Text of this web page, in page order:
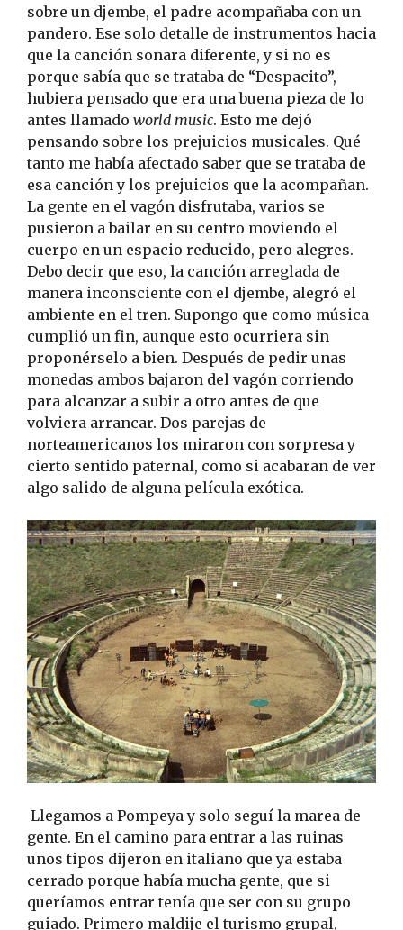
sobre un djembe, el padre acompañaba con un
pandero. Ese solo detalle de instrumentos hacia
que la canción sonara diferente, y si no es
porque sabía que se trataba de “Despacito”,
hubiera pensado que era una buena pieza de lo
antes llamado world music. Esto me dejó
pensando sobre los prejuicios musicales. Qué
tanto me había afectado saber que se trataba de
esa canción y los prejuicios que la acompañan.
La gente en el vagón disfrutaba, varios se
pusieron a bailar en su centro moviendo el
cuerpo en un espacio reducido, pero alegres.
Debo decir que eso, la canción arreglada de
manera inconsciente con el djembe, alegró el
ambiente en el tren. Supongo que como música
cumplió un fin, aunque esto ocurriera sin
proponérselo a bien. Después de pedir unas
monedas ambos bajaron del vagón corriendo
para alcanzar a subir a otro antes de que
volviera arrancar. Dos parejas de
norteamericanos los miraron con sorpresa y
cierto sentido paternal, como si acabaran de ver
algo salido de alguna película exótica.
Llegamos a Pompeya y solo seguí la marea de
gente. En el camino para entrar a las ruinas
unos tipos dijeron en italiano que ya estaba
cerrado porque había mucha gente, que si
queríamos entrar tenía que ser con su grupo
guiado. Primero maldije el turismo grupal,